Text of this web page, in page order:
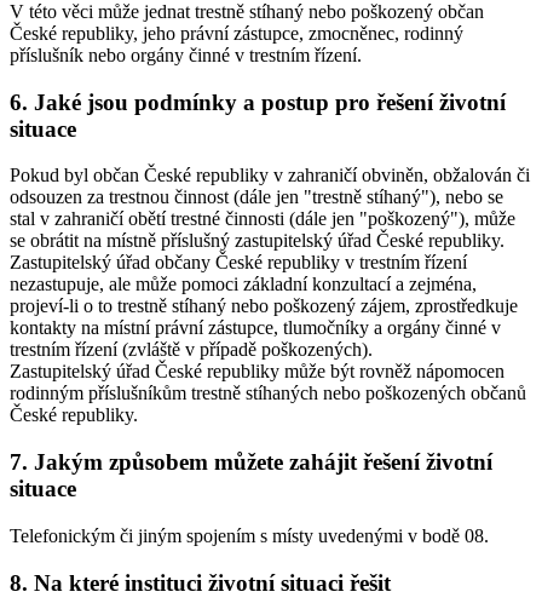
V této věci může jednat trestně stíhaný nebo poškozený občan
České republiky, jeho právní zástupce, zmocněnec, rodinný
příslušník nebo orgány činné v trestním řízení.
6. Jaké jsou podmínky a postup pro řešení životní
situace
Pokud byl občan České republiky v zahraničí obviněn, obžalován či
odsouzen za trestnou činnost (dále jen "trestně stíhaný"), nebo se
stal v zahraničí obětí trestné činnosti (dále jen "poškozený"), může
se obrátit na místně příslušný zastupitelský úřad České republiky.
Zastupitelský úřad občany České republiky v trestním řízení
nezastupuje, ale může pomoci základní konzultací a zejména,
projeví-li o to trestně stíhaný nebo poškozený zájem, zprostředkuje
kontakty na místní právní zástupce, tlumočníky a orgány činné v
trestním řízení (zvláště v případě poškozených).
Zastupitelský úřad České republiky může být rovněž nápomocen
rodinným příslušníkům trestně stíhaných nebo poškozených občanů
České republiky.
7. Jakým způsobem můžete zahájit řešení životní
situace
Telefonickým či jiným spojením s místy uvedenými v bodě 08.
8. Na které instituci životní situaci řešit